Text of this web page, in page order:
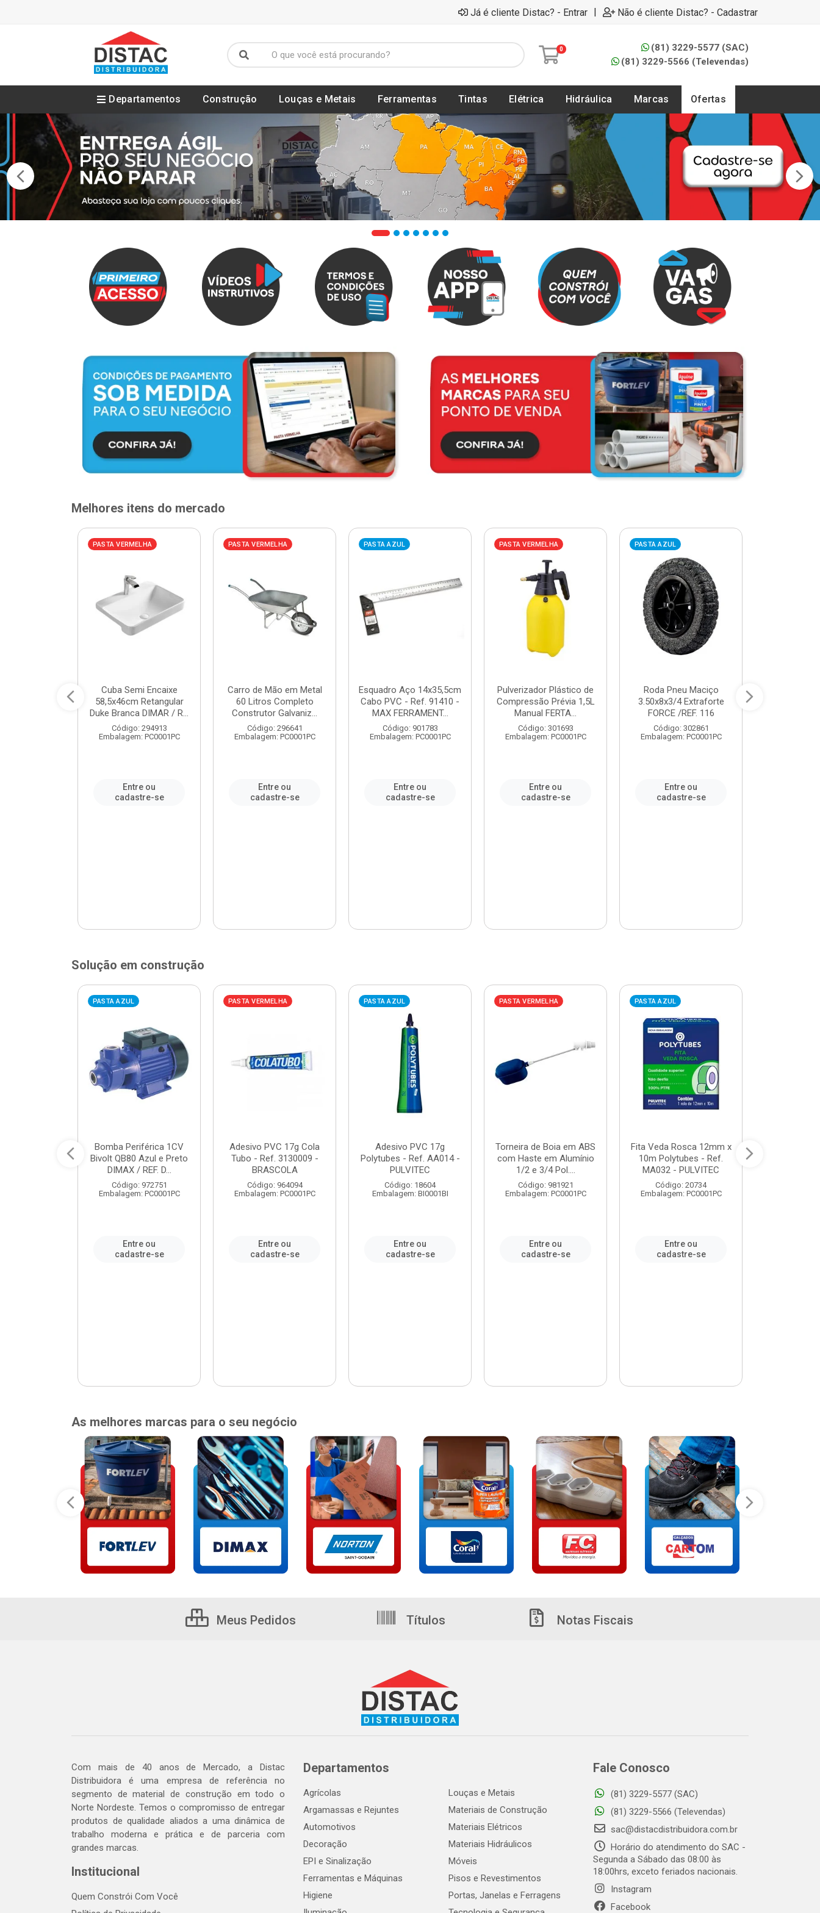
Já é cliente Distac? - Entrar | Não é cliente Distac? - Cadastrar
0
(81) 3229-5577 (SAC)
(81) 3229-5566 (Televendas)
Departamentos Construção Louças e Metais Ferramentas Tintas Elétrica Hidráulica Marcas Ofertas
Melhores itens do mercado
PASTA VERMELHA
Cuba Semi Encaixe
58,5x46cm Retangular
Duke Branca DIMAR / R...
Código: 294913
Embalagem: PC0001PC
Entre ou
cadastre-se
PASTA VERMELHA
Carro de Mão em Metal
60 Litros Completo
Construtor Galvaniz...
Código: 296641
Embalagem: PC0001PC
Entre ou
cadastre-se
PASTA AZUL
Esquadro Aço 14x35,5cm
Cabo PVC - Ref. 91410 -
MAX FERRAMENT...
Código: 901783
Embalagem: PC0001PC
Entre ou
cadastre-se
PASTA VERMELHA
Pulverizador Plástico de
Compressão Prévia 1,5L
Manual FERTA...
Código: 301693
Embalagem: PC0001PC
Entre ou
cadastre-se
PASTA AZUL
Roda Pneu Maciço
3.50x8x3/4 Extraforte
FORCE /REF. 116
Código: 302861
Embalagem: PC0001PC
Entre ou
cadastre-se
Solução em construção
PASTA AZUL
Bomba Periférica 1CV
Bivolt QB80 Azul e Preto
DIMAX / REF. D...
Código: 972751
Embalagem: PC0001PC
Entre ou
cadastre-se
PASTA VERMELHA
Adesivo PVC 17g Cola
Tubo - Ref. 3130009 -
BRASCOLA
Código: 964094
Embalagem: PC0001PC
Entre ou
cadastre-se
PASTA AZUL
Adesivo PVC 17g
Polytubes - Ref. AA014 -
PULVITEC
Código: 18604
Embalagem: BI0001BI
Entre ou
cadastre-se
PASTA VERMELHA
Torneira de Boia em ABS
com Haste em Alumínio
1/2 e 3/4 Pol....
Código: 981921
Embalagem: PC0001PC
Entre ou
cadastre-se
PASTA AZUL
Fita Veda Rosca 12mm x
10m Polytubes - Ref.
MA032 - PULVITEC
Código: 20734
Embalagem: PC0001PC
Entre ou
cadastre-se
As melhores marcas para o seu negócio
Meus Pedidos Títulos Notas Fiscais
Com mais de 40 anos de Mercado, a Distac
Distribuidora é uma empresa de referência no
segmento de material de construção em todo o
Norte Nordeste. Temos o compromisso de entregar
produtos de qualidade aliados a uma dinâmica de
trabalho moderna e prática e de parceria com
grandes marcas.
Institucional
Quem Constrói Com Você
Departamentos
Agrícolas
Argamassas e Rejuntes
Automotivos
Decoração
EPI e Sinalização
Ferramentas e Máquinas
Higiene
Louças e Metais
Materiais de Construção
Materiais Elétricos
Materiais Hidráulicos
Móveis
Pisos e Revestimentos
Portas, Janelas e Ferragens
Fale Conosco
(81) 3229-5577 (SAC)
(81) 3229-5566 (Televendas)
sac@distacdistribuidora.com.br
Horário do atendimento do SAC -
Segunda a Sábado das 08:00 às
18:00hrs, exceto feriados nacionais.
Instagram
Facebook